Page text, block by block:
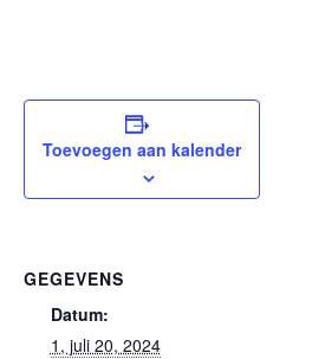
Toevoegen aan kalender
GEGEVENS
Datum:
1, juli 20, 2024